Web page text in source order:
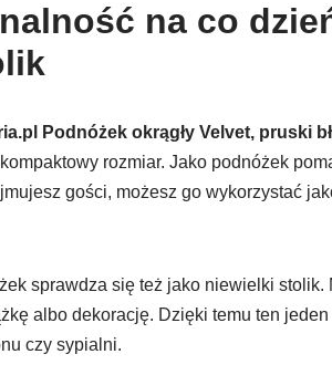
na co
Podnóżek okrągły Velvet, pruski
rozmiar. Jako podnóżek
gości, możesz go wykorzystać
sprawdza się też jako niewielki stolik.
albo dekorację. Dzięki temu ten
czy sypialni.